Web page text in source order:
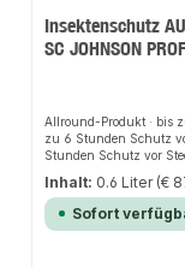
Insektenschutz
SC JOHNSON
Allround-Produkt · bis
zu 6 Stunden Schutz
Stunden Schutz vor
auch kopfüber · ab 2
geruchsneutrale und
Post-Consumer-
der neuesten
Inhalt: 0.6 Liter (€
Sofort